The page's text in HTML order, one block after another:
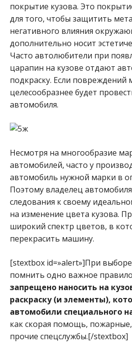
покрытие кузова. Это
для того, чтобы защитить
негативного влияния
дополнительно носит
Часто автолюбители при
царапин на кузове отдают
подкраску. Если повреждений
целесообразнее будет
автомобиля.
Несмотря на многообразие
автомобилей, часто у
автомобиль нужной марки в
Поэтому владелец
следования к своему
на изменение цвета кузова.
широкий спектр цветов, в
перекрасить машину.
[stextbox id=»alert»]При
помнить одно важное
запрещено наносить на
раскраску (и элементы),
автомобили специального
как скорая помощь,
прочие спецслужбы.[/stextbox]